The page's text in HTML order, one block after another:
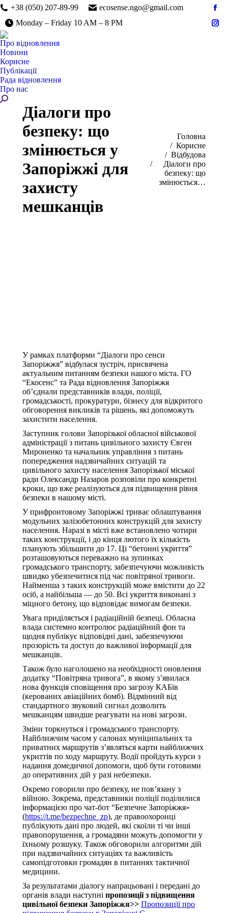
+38 (050) 207-89-99
ecosense.ngo@gmail.com
Monday – Friday 10 AM – 8 PM
Про відновлення
Новини
Корисне
Публікації
Рада відновлення
Про нас
Search:
Діалоги про
безпеку: що
змінюється у
Запоріжжі для
захисту
мешканців
You are here:Головна
Корисне
Відбудова
Діалоги про
безпеку: що
змінюється…
У рамках платформи “Діалоги про сенси
Запоріжжя” відбулася зустріч, присвячена
актуальним питанням безпеки нашого міста. ГО
“Екосенс” та Рада відновлення Запоріжжя
об’єднали представників влади, поліції,
громадськості, прокуратури, бізнесу для відкритого
обговорення викликів та рішень, які допоможуть
захистити населення.
Заступник голови Запорізької обласної військової
адміністрації з питань цивільного захисту Євген
Мироненко та начальник управління з питань
попередження надзвичайних ситуацій та
цивільного захисту населення Запорізької міської
ради Олександр Назаров розповіли про конкретні
кроки, що вже реалізуються для підвищення рівня
безпеки в нашому місті.
У прифронтовому Запоріжжі триває облаштування
модульних залізобетонних конструкцій для захисту
населення. Наразі в місті вже встановлено чотири
таких конструкції, і до кінця лютого їх кількість
планують збільшити до 17. Ці “бетонні укриття”
розташовуються переважно на зупинках
громадського транспорту, забезпечуючи можливість
швидко убезпечитися під час повітряної тривоги.
Найменша з таких конструкцій може вмістити до 22
осіб, а найбільша — до 50. Всі укриття виконані з
міцного бетону, що відповідає вимогам безпеки.
Увага приділяється і радіаційній безпеці. Обласна
влада системно контролює радіаційний фон та
щодня публікує відповідні дані, забезпечуючи
прозорість та доступ до важливої інформації для
мешканців.
Також було наголошено на необхідності оновлення
додатку “Повітряна тривога”, в якому з’явилася
нова функція сповіщення про загрозу КАБів
(керованих авіаційних бомб). Відмінний від
стандартного звуковий сигнал дозволить
мешканцям швидше реагувати на нові загрози.
Зміни торкнуться і громадського транспорту.
Найближчим часом у салонах муніципальних та
приватних маршрутів з’являться карти найближчих
укриттів по ходу маршруту. Водії пройдуть курси з
надання домедичної допомоги, щоб бути готовими
до оперативних дій у разі небезпеки.
Окремо говорили про безпеку, не пов’язану з
війною. Зокрема, представники поліції поділилися
інформацією про чат-бот “Безпечне Запоріжжя»
(https://t.me/bezpechne_zp), де правоохоронці
публікують дані про людей, які скоїли ті чи інші
правопорушення, а громадяни можуть допомогти у
їхньому розшуку. Також обговорили алгоритми дій
при надзвичайних ситуаціях та важливість
самопідготовки громадян в питаннях тактичної
медицини.
За результатами діалогу напрацьовані і передані до
органів влади наступні пропозиції з підвищення
цивільної безпеки Запоріжжя>> Пропозиції про